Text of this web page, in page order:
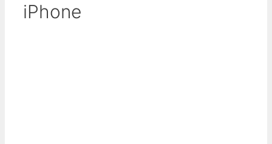
iPhone